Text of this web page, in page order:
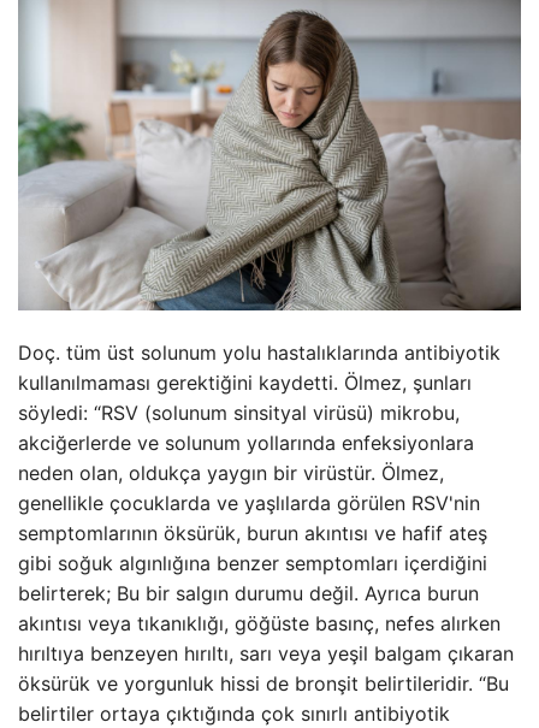
Doç. tüm üst solunum yolu hastalıklarında antibiyotik
kullanılmaması gerektiğini kaydetti. Ölmez, şunları
söyledi: “RSV (solunum sinsityal virüsü) mikrobu,
akciğerlerde ve solunum yollarında enfeksiyonlara
neden olan, oldukça yaygın bir virüstür. Ölmez,
genellikle çocuklarda ve yaşlılarda görülen RSV'nin
semptomlarının öksürük, burun akıntısı ve hafif ateş
gibi soğuk algınlığına benzer semptomları içerdiğini
belirterek; Bu bir salgın durumu değil. Ayrıca burun
akıntısı veya tıkanıklığı, göğüste basınç, nefes alırken
hırıltıya benzeyen hırıltı, sarı veya yeşil balgam çıkaran
öksürük ve yorgunluk hissi de bronşit belirtileridir. “Bu
belirtiler ortaya çıktığında çok sınırlı antibiyotik